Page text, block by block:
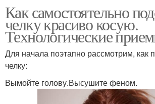
Как самостоятельно
челку красиво косую.
Технологические
Для начала поэтапно рассмотрим, как
челку:
Вымойте голову.Высушите феном.